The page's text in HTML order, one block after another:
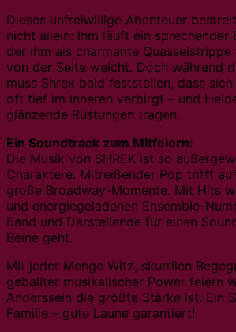
Dieses unfreiwillige Abenteuer
nicht allein: Ihm läuft ein sprechender
der ihm als charmante
von der Seite weicht. Doch während
muss Shrek bald feststellen, dass
oft tief im Inneren verbirgt – und
glänzende Rüstungen tragen.
Ein Soundtrack zum Mitfeiern:
Die Musik von SHREK ist so
Charaktere. Mitreißender Pop trifft
große Broadway-Momente. Mit Hits
und energiegeladenen Ensemble-
Band und Darstellende für einen
Beine geht.
Mit jeder Menge Witz, skurrilen
geballter musikalischer Power feiern
Anderssein die größte Stärke ist. Ein
Familie – gute Laune garantiert!